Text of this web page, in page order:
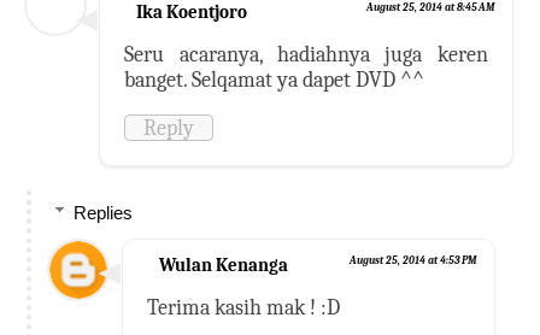
Ika Koentjoro August 25, 2014 at 8:45 AM
Seru acaranya, hadiahnya juga keren
banget. Selqamat ya dapet DVD ^^
Reply
Replies
Wulan Kenanga August 25, 2014 at 4:53 PM
Terima kasih mak ! :D